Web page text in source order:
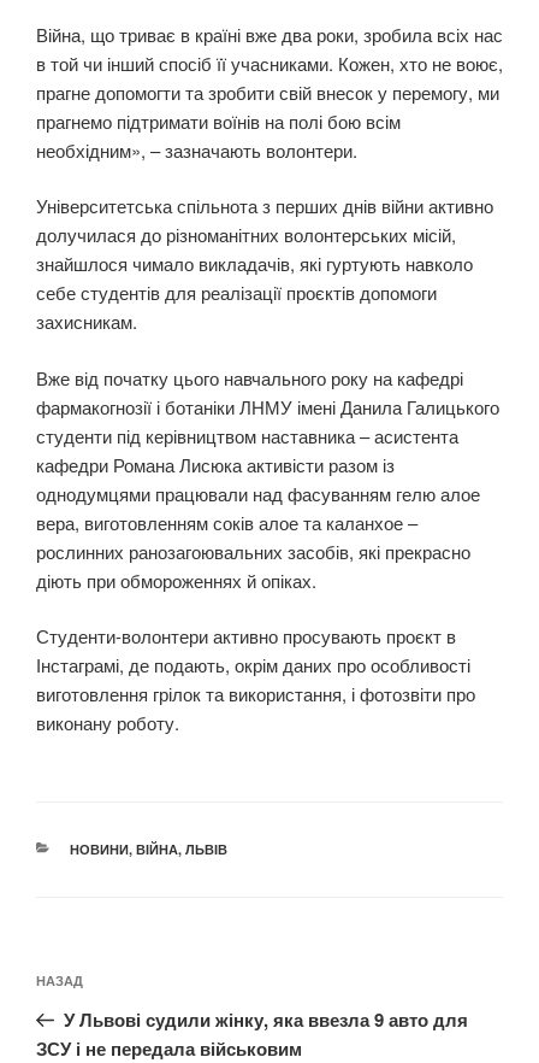
Війна, що триває в країні вже два роки, зробила всіх нас
в той чи інший спосіб її учасниками. Кожен, хто не воює,
прагне допомогти та зробити свій внесок у перемогу, ми
прагнемо підтримати воїнів на полі бою всім
необхідним», – зазначають волонтери.
Університетська спільнота з перших днів війни активно
долучилася до різноманітних волонтерських місій,
знайшлося чимало викладачів, які гуртують навколо
себе студентів для реалізації проєктів допомоги
захисникам.
Вже від початку цього навчального року на кафедрі
фармакогнозії і ботаніки ЛНМУ імені Данила Галицького
студенти під керівництвом наставника – асистента
кафедри Романа Лисюка активісти разом із
однодумцями працювали над фасуванням гелю алое
вера, виготовленням соків алое та каланхое –
рослинних ранозагоювальних засобів, які прекрасно
діють при обмороженнях й опіках.
Студенти-волонтери активно просувають проєкт в
Інстаграмі, де подають, окрім даних про особливості
виготовлення грілок та використання, і фотозвіти про
виконану роботу.
КАТЕГОРІЇ
НОВИНИ, ВІЙНА, ЛЬВІВ
записів
Попередній
запис:
НАЗАД
У Львові судили жінку, яка ввезла 9 авто для
ЗСУ і не передала військовим